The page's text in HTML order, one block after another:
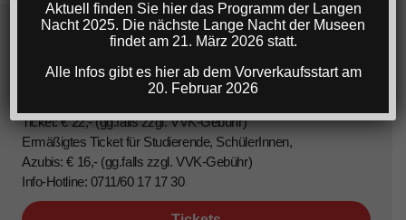
Ticket: € 22,- (gg.falls zzgl. VVK-Gebühr)
Ermäßigtes Ticket für Studierende, SchülerInnen,
Azubis: € 16,- (gg.falls zzgl. VVK-Gebühr)
Info-Hotline: 0711/60 17 17 30
Aktuell finden Sie hier das Programm der Langen
Nacht 2025. Die nächste Lange Nacht der Museen
findet am 21. März 2026 statt.
Alle Infos gibt es hier ab dem Vorverkaufsstart am
20. Februar 2026